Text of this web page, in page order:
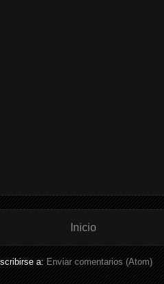
Inicio
a: Enviar comentarios (Atom)